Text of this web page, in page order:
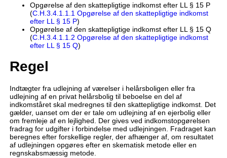
Opgørelse af den skattepligtige indkomst efter LL § 15 P
(C.H.3.4.1.1.1 Opgørelse af den skattepligtige indkomst
efter LL § 15 P)
Opgørelse af den skattepligtige indkomst efter LL § 15 Q
(C.H.3.4.1.1.2 Opgørelse af den skattepligtige indkomst
efter LL § 15 Q)
Regel
Indtægter fra udlejning af værelser i helårsboligen eller fra
udlejning af en privat helårsbolig til beboelse en del af
indkomståret skal medregnes til den skattepligtige indkomst. Det
gælder, uanset om der er tale om udlejning af en ejerbolig eller
om fremleje af en lejlighed. Der gives ved indkomstopgørelsen
fradrag for udgifter i forbindelse med udlejningen. Fradraget kan
beregnes efter forskellige regler, der afhænger af, om resultatet
af udlejningen opgøres efter en skematisk metode eller en
regnskabsmæssig metode.